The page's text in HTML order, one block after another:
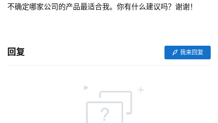
不确定哪家公司的产品最适合我。你有什么建议吗？谢谢！
回复 我来回复